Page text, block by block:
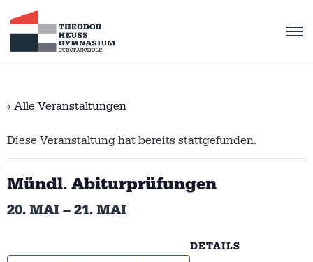
« Alle Veranstaltungen
Diese Veranstaltung hat bereits stattgefunden.
Mündl. Abiturprüfungen
20. MAI–21. MAI
DETAILS